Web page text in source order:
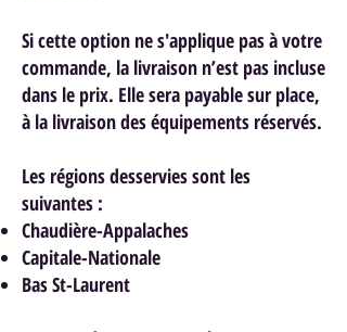
Si cette option ne s'applique pas à votre
commande, la livraison n’est pas incluse
dans le prix. Elle sera payable sur place,
à la livraison des équipements réservés.
Les régions desservies sont les
suivantes :
Chaudière-Appalaches
Capitale-Nationale
Bas St-Laurent